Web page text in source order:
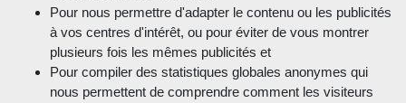
Pour nous permettre d'adapter le contenu ou les publicités
à vos centres d'intérêt, ou pour éviter de vous montrer
plusieurs fois les mêmes publicités et
Pour compiler des statistiques globales anonymes qui
nous permettent de comprendre comment les visiteurs